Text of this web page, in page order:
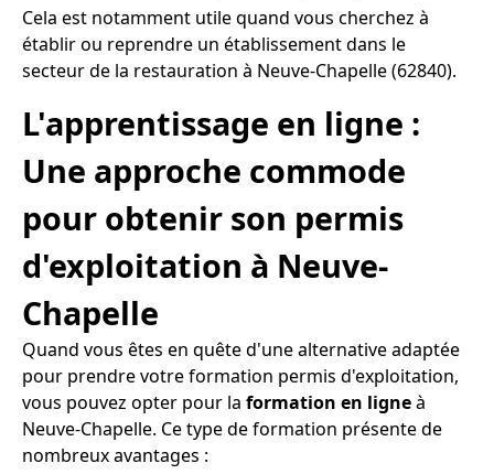
Cela est notamment utile quand vous cherchez à
établir ou reprendre un établissement dans le
secteur de la restauration à Neuve-Chapelle (62840).
L'apprentissage en ligne :
Une approche commode
pour obtenir son permis
d'exploitation à Neuve-
Chapelle
Quand vous êtes en quête d'une alternative adaptée
pour prendre votre formation permis d'exploitation,
vous pouvez opter pour la formation en ligneà
Neuve-Chapelle. Ce type de formation présente de
nombreux avantages :